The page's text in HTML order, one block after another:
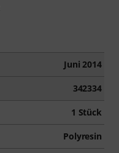
Juni 2014
342334
1 Stück
Polyresin